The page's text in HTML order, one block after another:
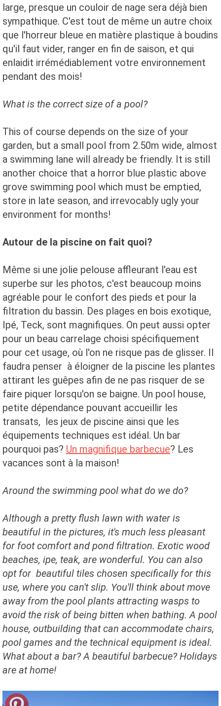
large, presque un couloir de nage sera déjà bien
sympathique. C'est tout de même un autre choix
que l'horreur bleue en matière plastique à boudins
qu'il faut vider, ranger en fin de saison, et qui
enlaidit irrémédiablement votre environnement
pendant des mois!
What is the correct size of a pool?
This of course depends on the size of your
garden, but a small pool from 2.50m wide, almost
a swimming lane will already be friendly. It is still
another choice that a horror blue plastic above
grove swimming pool which must be emptied,
store in late season, and irrevocably ugly your
environment for months!
Autour de la piscine on fait quoi?
Même si une jolie pelouse affleurant l'eau est
superbe sur les photos, c'est beaucoup moins
agréable pour le confort des pieds et pour la
filtration du bassin. Des plages en bois exotique,
Ipé, Teck, sont magnifiques. On peut aussi opter
pour un beau carrelage choisi spécifiquement
pour cet usage, où l'on ne risque pas de glisser. Il
faudra penser à éloigner de la piscine les plantes
attirant les guêpes afin de ne pas risquer de se
faire piquer lorsqu'on se baigne. Un pool house,
petite dépendance pouvant accueillir les
transats, les jeux de piscine ainsi que les
équipements techniques est idéal. Un bar
pourquoi pas? Un magnifique barbecue? Les
vacances sont à la maison!
Around the swimming pool what do we do?
Although a pretty flush lawn with water is
beautiful in the pictures, it's much less pleasant
for foot comfort and pond filtration. Exotic wood
beaches, ipe, teak, are wonderful. You can also
opt for beautiful tiles chosen specifically for this
use, where you can'tslip. You'll think about move
away from the pool plants attracting wasps to
avoid the risk of being bitten when bathing.A pool
house, outbuilding that can accommodate chairs,
pool games and the technical equipment is ideal.
What about a bar? A beautiful barbecue?Holidays
are at home!